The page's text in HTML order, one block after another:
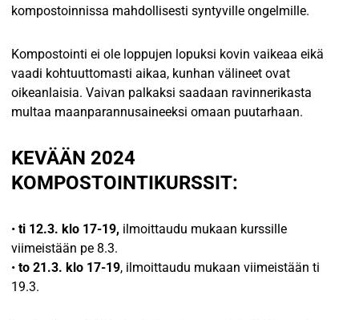
kompostoinnissa mahdollisesti syntyville ongelmille.
Kompostointi ei ole loppujen lopuksi kovin vaikeaa eikä
vaadi kohtuuttomasti aikaa, kunhan välineet ovat
oikeanlaisia. Vaivan palkaksi saadaan ravinnerikasta
multaa maanparannusaineeksi omaan puutarhaan.
KEVÄÄN 2024
KOMPOSTOINTIKURSSIT:
• ti 12.3. klo 17-19, ilmoittaudu mukaan kurssille
viimeistään pe 8.3.
• to 21.3. klo 17-19, ilmoittaudu mukaan viimeistään ti
19.3.